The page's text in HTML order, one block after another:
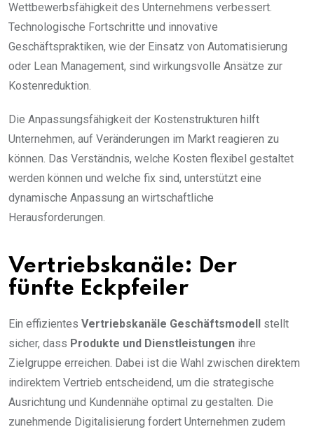
Wettbewerbsfähigkeit des Unternehmens verbessert.
Technologische Fortschritte und innovative
Geschäftspraktiken, wie der Einsatz von Automatisierung
oder Lean Management, sind wirkungsvolle Ansätze zur
Kostenreduktion.
Die Anpassungsfähigkeit der Kostenstrukturen hilft
Unternehmen, auf Veränderungen im Markt reagieren zu
können. Das Verständnis, welche Kosten flexibel gestaltet
werden können und welche fix sind, unterstützt eine
dynamische Anpassung an wirtschaftliche
Herausforderungen.
Vertriebskanäle: Der
fünfte Eckpfeiler
Ein effizientes Vertriebskanäle Geschäftsmodell
stellt
sicher, dass Produkte und Dienstleistungen ihre
Zielgruppe erreichen. Dabei ist die Wahl zwischen direktem
indirektem Vertrieb entscheidend, um die strategische
Ausrichtung und Kundennähe optimal zu gestalten. Die
zunehmende Digitalisierung fordert Unternehmen zudem